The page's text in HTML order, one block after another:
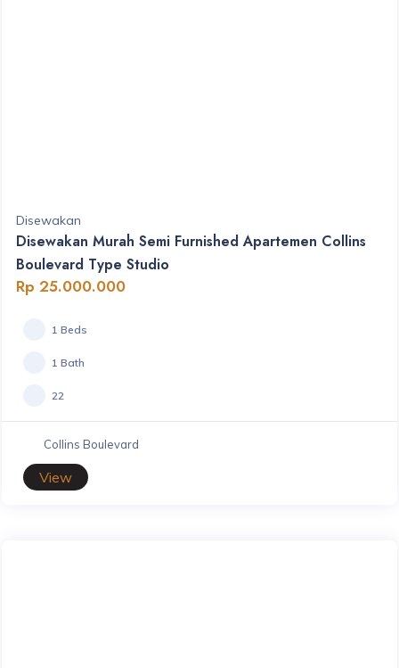
Disewakan
Disewakan Murah Semi Furnished Apartemen Collins
Boulevard Type Studio
Rp 25.000.000
1 Beds
1 Bath
22
Collins Boulevard
View